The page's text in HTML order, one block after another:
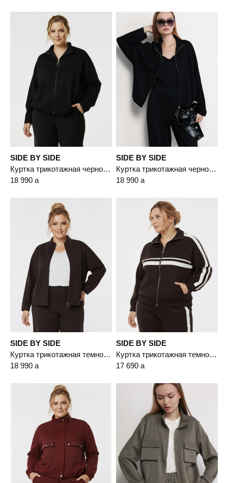
SIDE BY SIDE
Куртка трикотажная черного цвета
18 990 a
SIDE BY SIDE
Куртка трикотажная черного цвета
18 990 a
SIDE BY SIDE
Куртка трикотажная темно-коричневого цвета
18 990 a
SIDE BY SIDE
Куртка трикотажная темно-коричневого цвета прямого кроя
17 690 a